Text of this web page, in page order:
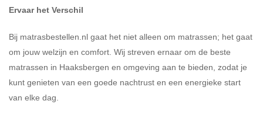
Ervaar het Verschil
Bij matrasbestellen.nl gaat het niet alleen om matrassen; het gaat
om jouw welzijn en comfort. Wij streven ernaar om de beste
matrassen in Haaksbergen en omgeving aan te bieden, zodat je
kunt genieten van een goede nachtrust en een energieke start
van elke dag.